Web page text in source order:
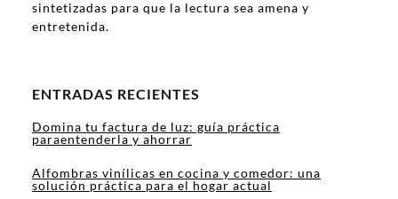
sintetizadas para que la lectura sea amena y
entretenida.
ENTRADAS RECIENTES
Domina tu factura de luz: guía práctica
paraentenderla y ahorrar
Alfombras vinílicas en cocina y comedor: una
solución práctica para el hogar actual